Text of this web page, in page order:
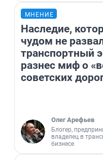
МНЕНИЕ
Наследие,
чудом не
транспортный
разнес миф о
советских
Олег Арефьев
Блогер,
владелец в
бизнесе